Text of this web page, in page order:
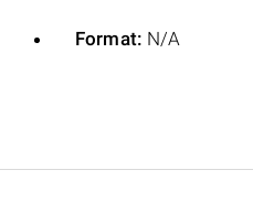
Format: N/A